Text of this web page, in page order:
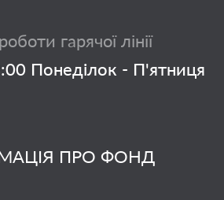
ПРО ФОНД
гарячої лінії
Понеділок - П'ятниця